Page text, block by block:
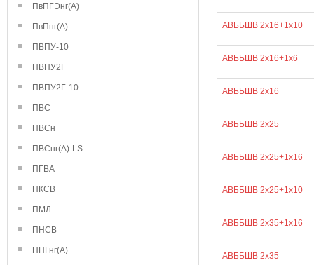
ПвПГЭнг(А)
ПвПнг(А)
ПВПУ-10
ПВПУ2Г
ПВПУ2Г-10
ПВС
ПВСн
ПВСнг(А)-LS
ПГВА
ПКСВ
ПМЛ
ПНСВ
ППГнг(А)
АВББШВ 2х16+1х10
АВББШВ 2х16+1х6
АВББШВ 2х16
АВББШВ 2х25
АВББШВ 2х25+1х16
АВББШВ 2х25+1х10
АВББШВ 2х35+1х16
АВББШВ 2х35